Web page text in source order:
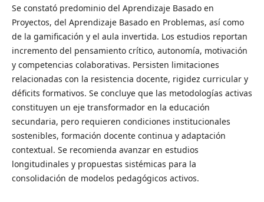
Se constató predominio del Aprendizaje Basado en
Proyectos, del Aprendizaje Basado en Problemas, así como
de la gamificación y el aula invertida. Los estudios reportan
incremento del pensamiento crítico, autonomía, motivación
y competencias colaborativas. Persisten limitaciones
relacionadas con la resistencia docente, rigidez curricular y
déficits formativos. Se concluye que las metodologías activas
constituyen un eje transformador en la educación
secundaria, pero requieren condiciones institucionales
sostenibles, formación docente continua y adaptación
contextual. Se recomienda avanzar en estudios
longitudinales y propuestas sistémicas para la
consolidación de modelos pedagógicos activos.